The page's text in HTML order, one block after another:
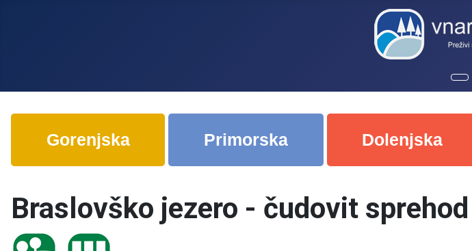
Gorenjska Primorska Dolenjska
Braslovško jezero - čudovit